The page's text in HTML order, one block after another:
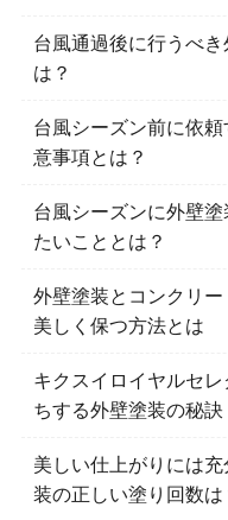
台風通過後に行うべ
は？
台風シーズン前に依
意事項とは？
台風シーズンに外壁
たいこととは？
外壁塗装とコンクリ
美しく保つ方法とは
キクスイロイヤルセ
ちする外壁塗装の秘訣
美しい仕上がりには
装の正しい塗り回数は